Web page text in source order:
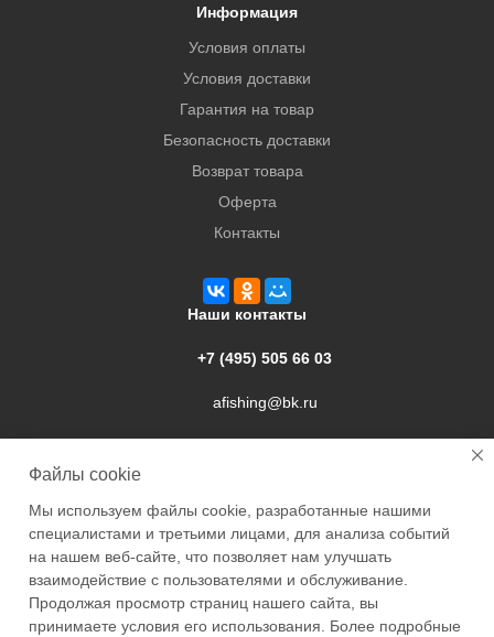
Информация
Условия оплаты
Условия доставки
Гарантия на товар
Безопасность доставки
Возврат товара
Оферта
Контакты
Наши контакты
+7 (495) 505 66 03
afishing@bk.ru
2026 © Academyfishing - продажа товаров для рыбалки по
Москве и России
Файлы cookie
Мы используем файлы cookie, разработанные нашими
специалистами и третьими лицами, для анализа событий
на нашем веб-сайте, что позволяет нам улучшать
взаимодействие с пользователями и обслуживание.
Продолжая просмотр страниц нашего сайта, вы
принимаете условия его использования. Более подробные